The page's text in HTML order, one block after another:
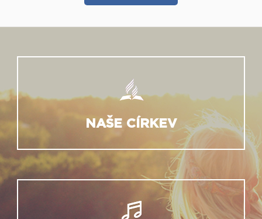
NAŠE CÍRKEV